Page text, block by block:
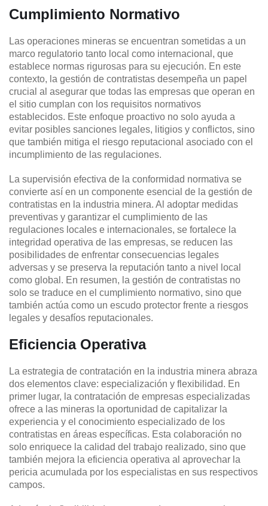
Cumplimiento Normativo
Las operaciones mineras se encuentran sometidas a un
marco regulatorio tanto local como internacional, que
establece normas rigurosas para su ejecución. En este
contexto, la gestión de contratistas desempeña un papel
crucial al asegurar que todas las empresas que operan en
el sitio cumplan con los requisitos normativos
establecidos. Este enfoque proactivo no solo ayuda a
evitar posibles sanciones legales, litigios y conflictos, sino
que también mitiga el riesgo reputacional asociado con el
incumplimiento de las regulaciones.
La supervisión efectiva de la conformidad normativa se
convierte así en un componente esencial de la gestión de
contratistas en la industria minera. Al adoptar medidas
preventivas y garantizar el cumplimiento de las
regulaciones locales e internacionales, se fortalece la
integridad operativa de las empresas, se reducen las
posibilidades de enfrentar consecuencias legales
adversas y se preserva la reputación tanto a nivel local
como global. En resumen, la gestión de contratistas no
solo se traduce en el cumplimiento normativo, sino que
también actúa como un escudo protector frente a riesgos
legales y desafíos reputacionales.
Eficiencia Operativa
La estrategia de contratación en la industria minera abraza
dos elementos clave: especialización y flexibilidad. En
primer lugar, la contratación de empresas especializadas
ofrece a las mineras la oportunidad de capitalizar la
experiencia y el conocimiento especializado de los
contratistas en áreas específicas. Esta colaboración no
solo enriquece la calidad del trabajo realizado, sino que
también mejora la eficiencia operativa al aprovechar la
pericia acumulada por los especialistas en sus respectivos
campos.